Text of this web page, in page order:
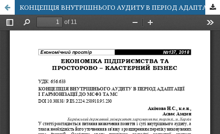
КОНЦЕПЦІЯ ВНУТРІШНЬОГО АУДИТУ В ПЕРІОД АДАПТАЦІЇ І ГАРМОНІЗАЦІЇ ДО МСФЗ ТА МС